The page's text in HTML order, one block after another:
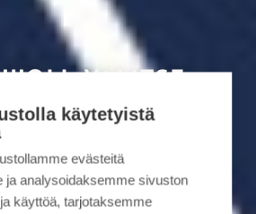
VALITSE
VUORI.
elämä hymyilee ja maailma
näyttää hyvältä.
käytetyistä
evästeitä
ja analysoidaksemme sivuston
käyttöä, tarjotaksemme